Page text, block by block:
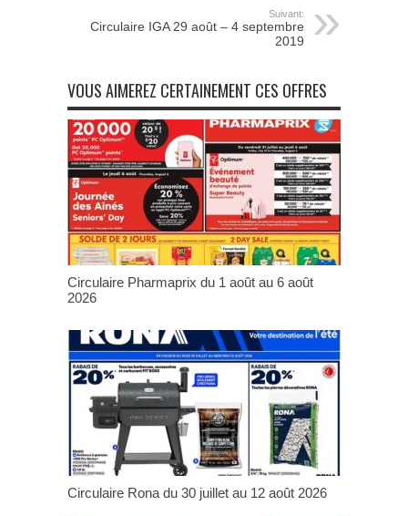
Suivant:
Circulaire IGA 29 août – 4 septembre
2019
VOUS AIMEREZ CERTAINEMENT CES OFFRES
Circulaire Pharmaprix du 1 août au 6 août
2026
Circulaire Rona du 30 juillet au 12 août 2026